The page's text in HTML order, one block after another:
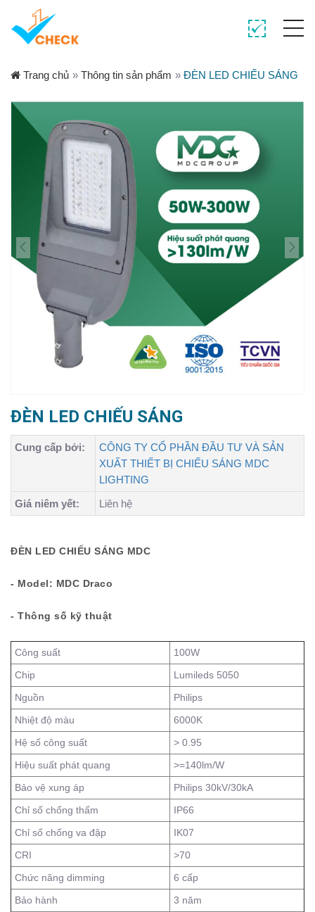
Trang chủ » Thông tin sản phẩm » ĐÈN LED CHIẾU SÁNG
ĐÈN LED CHIẾU SÁNG
Cung cấp bởi:
CÔNG TY CỔ PHẦN ĐẦU TƯ VÀ SẢN
XUẤT THIẾT BỊ CHIẾU SÁNG MDC
LIGHTING
Giá niêm yết:
Liên hệ
ĐÈN LED CHIẾU SÁNG MDC
- Model: MDC Draco
- Thông số kỹ thuật
Công suất
100W
Chip
Lumileds 5050
Nguồn
Philips
Nhiệt độ màu
6000K
Hệ số công suất
> 0.95
Hiệu suất phát quang
>=140lm/W
Bảo vệ xung áp
Philips 30kV/30kA
Chỉ số chống thấm
IP66
Chỉ số chống va đập
IK07
CRI
>70
Chức năng dimming
6 cấp
Bảo hành
3 năm